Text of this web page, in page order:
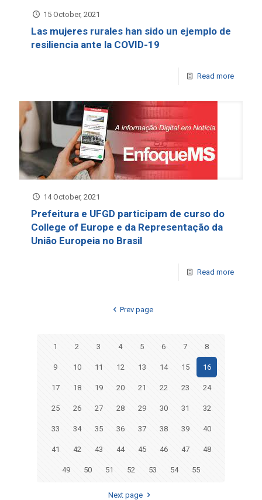
15 October, 2021
Las mujeres rurales han sido un ejemplo de
resiliencia ante la COVID-19
Read more
14 October, 2021
Prefeitura e UFGD participam de curso do
College of Europe e da Representação da
União Europeia no Brasil
Read more
Prev page
1 2 3 4 5 6 7 8
9 10 11 12 13 14 15 16
17 18 19 20 21 22 23 24
25 26 27 28 29 30 31 32
33 34 35 36 37 38 39 40
41 42 43 44 45 46 47 48
49 50 51 52 53 54 55
Next page